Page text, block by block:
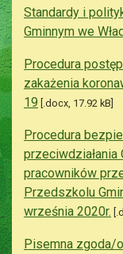
Standardy i
Gminnym we
Procedura
zakażenia
19 [.docx, 17.92 kB]
Procedura
pracowników
Przedszkolu
września 2020r.
Pisemna zgoda/